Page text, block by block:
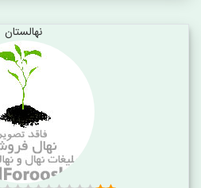
نهالستان